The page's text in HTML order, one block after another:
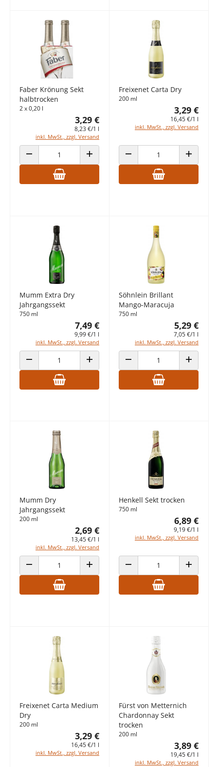
Faber Krönung Sekt
halbtrocken
2 x 0,20 l
3,29 €
8,23 €/1 l
inkl. MwSt., zzgl. Versand
ANZAHL VERRINGERN ANZAHL ERHÖHEN
Freixenet Carta Dry
200 ml
3,29 €
16,45 €/1 l
inkl. MwSt., zzgl. Versand
ANZAHL VERRINGERN ANZAHL
Mumm Extra Dry
Jahrgangssekt
750 ml
7,49 €
9,99 €/1 l
inkl. MwSt., zzgl. Versand
ANZAHL VERRINGERN ANZAHL ERHÖHEN
Söhnlein Brillant
Mango-Maracuja
750 ml
5,29 €
7,05 €/1 l
inkl. MwSt., zzgl. Versand
ANZAHL VERRINGERN ANZAHL
Mumm Dry
Jahrgangssekt
200 ml
2,69 €
13,45 €/1 l
inkl. MwSt., zzgl. Versand
ANZAHL VERRINGERN ANZAHL ERHÖHEN
Henkell Sekt trocken
750 ml
6,89 €
9,19 €/1 l
inkl. MwSt., zzgl. Versand
ANZAHL VERRINGERN ANZAHL
Freixenet Carta Medium
Dry
200 ml
3,29 €
16,45 €/1 l
inkl. MwSt., zzgl. Versand
Fürst von Metternich
Chardonnay Sekt
trocken
200 ml
3,89 €
19,45 €/1 l
inkl. MwSt., zzgl. Versand